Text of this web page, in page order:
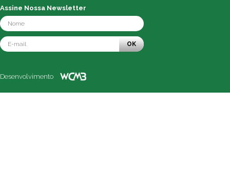
Assine Nossa Newsletter
OK
Desenvolvimento